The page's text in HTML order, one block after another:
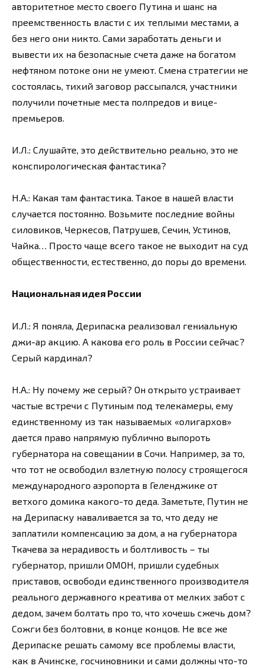
авторитетное место своего Путина и шанс на
преемственность власти с их теплыми местами, а
без него они никто. Сами заработать деньги и
вывести их на безопасные счета даже на богатом
нефтяном потоке они не умеют. Смена стратегии не
состоялась, тихий заговор рассыпался, участники
получили почетные места полпредов и вице-
премьеров.
И.Л.: Слушайте, это действительно реально, это не
конспирологическая фантастика?
Н.А.: Какая там фантастика. Такое в нашей власти
случается постоянно. Возьмите последние войны
силовиков, Черкесов, Патрушев, Сечин, Устинов,
Чайка… Просто чаще всего такое не выходит на суд
общественности, естественно, до поры до времени.
Национальная идея России
И.Л.: Я поняла, Дерипаска реализовал гениальную
джи-ар акцию. А какова его роль в России сейчас?
Серый кардинал?
Н.А.: Ну почему же серый? Он открыто устраивает
частые встречи с Путиным под телекамеры, ему
единственному из так называемых «олигархов»
дается право напрямую публично выпороть
губернатора на совещании в Сочи. Например, за то,
что тот не освободил взлетную полосу строящегося
международного аэропорта в Геленджике от
ветхого домика какого-то деда. Заметьте, Путин не
на Дерипаску наваливается за то, что деду не
заплатили компенсацию за дом, а на губернатора
Ткачева за нерадивость и болтливость – ты
губернатор, пришли ОМОН, пришли судебных
приставов, освободи единственного производителя
реального державного креатива от мелких забот с
дедом, зачем болтать про то, что хочешь сжечь дом?
Сожги без болтовни, в конце концов. Не все же
Дерипаске решать самому все проблемы власти,
как в Ачинске, госчиновники и сами должны что-то